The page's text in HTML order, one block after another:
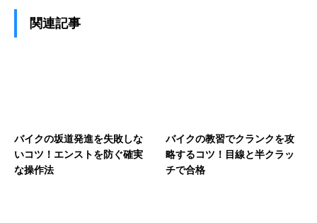
関連記事
バイクの坂道発進を失敗しな
いコツ！エンストを防ぐ確実
な操作法
バイクの教習でクランクを攻
略するコツ！目線と半クラッ
チで合格